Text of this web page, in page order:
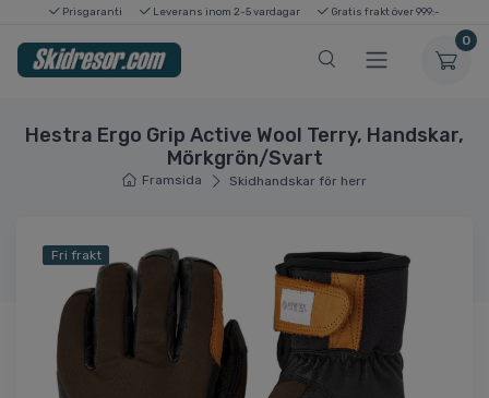
Prisgaranti Leverans inom 2-5 vardagar Gratis frakt över 999:-
0
Hestra Ergo Grip Active Wool Terry, Handskar,
Mörkgrön/Svart
Framsida Skidhandskar för herr
Fri frakt